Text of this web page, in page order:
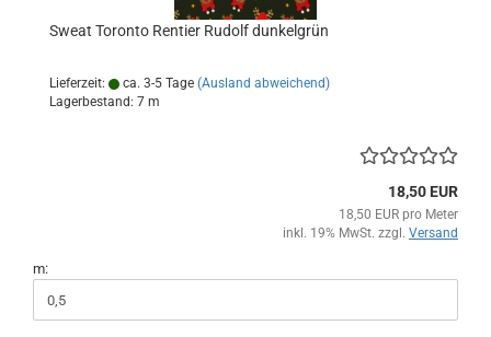
Sweat Toronto Rentier Rudolf dunkelgrün
Lieferzeit: ca. 3-5 Tage (Ausland abweichend)
Lagerbestand: 7 m
18,50 EUR
18,50 EUR pro Meter
inkl. 19% MwSt. zzgl. Versand
m: